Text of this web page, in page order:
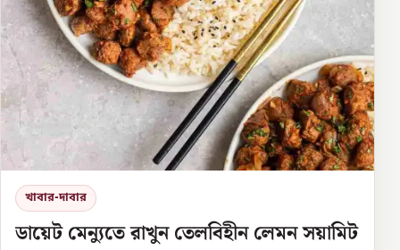
খাবার-দাবার
ডায়েট মেন্যুতে রাখুন তেলবিহীন লেমন সয়ামিট